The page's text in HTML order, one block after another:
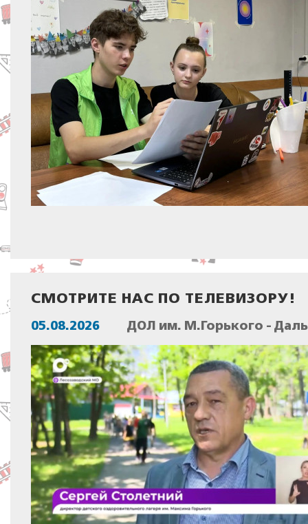
СМОТРИТЕ НАС ПО ТЕЛЕВИЗОРУ!
05.08.2026 ДОЛ им. М.Горького -